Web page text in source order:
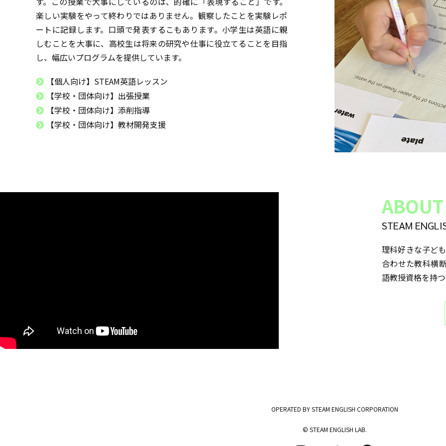
楽しい実験をやって終わりではありません。観察したことを実験レポ
ートに記録します。口頭で発表するこもあります。小学生は英語に親
しむことを大事に、高校生は将来の研究や仕事に役立てることを目指
し、幅広いプログラムを提供しています。
【個人向け】STEAM英語レッスン
【学校・団体向け】出張授業
【学校・団体向け】添削指導
【学校・団体向け】教材開発支援
STEAM
理科好きな子ど
合わせた教科横
語教授資格を持
OPERATED BY STEAM ENGLISH CORPORATION
© STEAM ENGLISH LAB.